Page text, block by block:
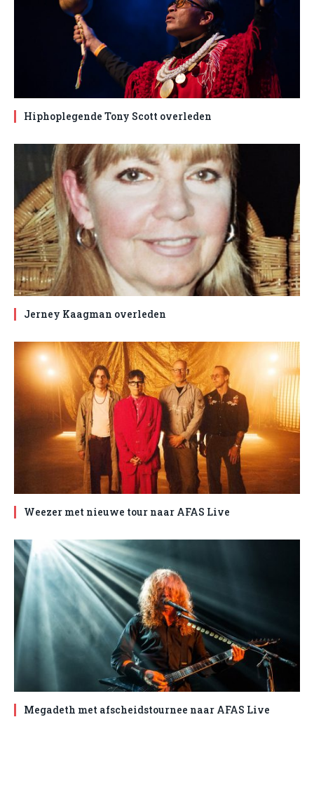
Hiphoplegende Tony Scott overleden
Jerney Kaagman overleden
Weezer met nieuwe tour naar AFAS Live
Megadeth met afscheidstournee naar AFAS Live